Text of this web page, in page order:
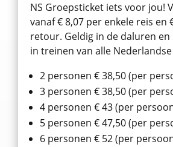
NS Groepsticket iets voor jou!
vanaf € 8,07 per enkele reis en
retour. Geldig in de daluren en
in treinen van alle
2 personen € 38,50 (per
3 personen € 38,50 (per
4 personen € 43 (per
5 personen € 47,50 (per
6 personen € 52 (per